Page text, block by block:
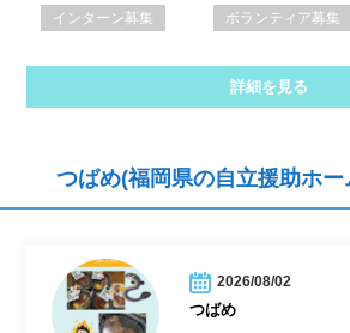
インターン募集
ボランティア募集
詳細を見る
つばめ(福岡県の自立援助ホー
2026/08/02
つばめ